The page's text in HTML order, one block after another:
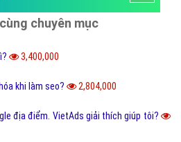
chuyên mục
3,400,000
khi làm seo? 2,804,000
địa điểm. VietAds giải thích giúp tôi?